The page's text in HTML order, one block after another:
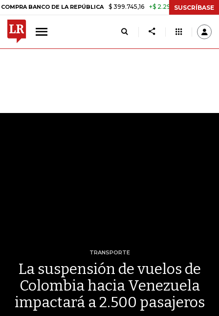
DE LA REPÚBLICA $ 399.745,16 +$ 2.295,71 +0,58% TASA DE
SUSCRÍBASE
TRANSPORTE
La suspensión de vuelos de
Colombia hacia Venezuela
impactará a 2.500 pasajeros